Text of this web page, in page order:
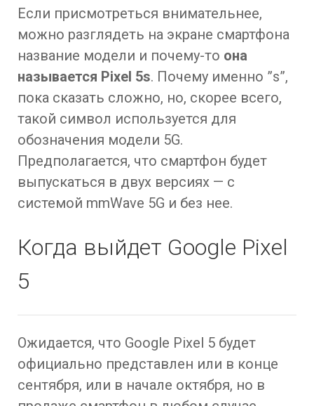
Если присмотреться внимательнее,
можно разглядеть на экране смартфона
название модели и почему-то она
называется Pixel 5s. Почему именно ”s”,
пока сказать сложно, но, скорее всего,
такой символ используется для
обозначения модели 5G.
Предполагается, что смартфон будет
выпускаться в двух версиях — с
системой mmWave 5G и без нее.
Когда выйдет Google Pixel
5
Ожидается, что Google Pixel 5 будет
официально представлен или в конце
сентября, или в начале октября, но в